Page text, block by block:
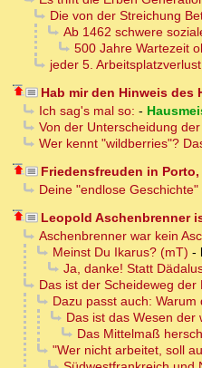
Die von der Streichung
Ab 1462 schwere
500 Jahre Wartezeit
jeder 5.
Hab mir den Hinweis des
Ich sag's mal so: -
Von der Unterscheidung
Wer kennt "wildberries"?
Friedensfreuden in
Deine "endlose Geschichte"
Leopold Aschenbrenner
Aschenbrenner war kein
Meinst Du Ikarus? (mT) -
Ja, danke! Statt
Das ist der Scheideweg
Dazu passt auch:
Das ist das Wesen der
Das Mittelmaß
"Wer nicht arbeitet, soll